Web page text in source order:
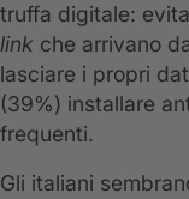
truffa digitale:
link che arrivano
lasciare i propri
(39%) installare
frequenti.
Gli italiani